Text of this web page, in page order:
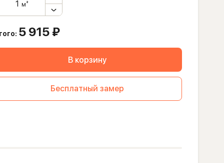
м²
5 915 ₽
В корзину
Бесплатный замер